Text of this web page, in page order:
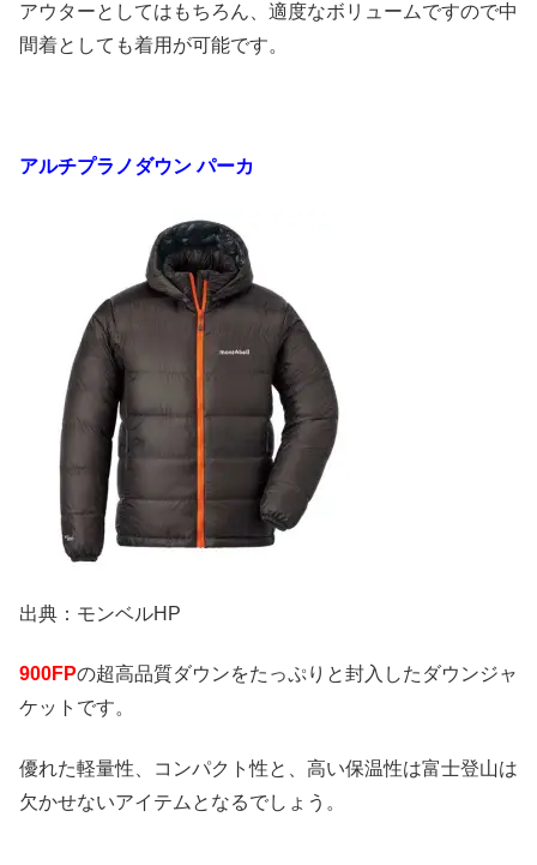
アウターとしてはもちろん、適度なボリュームですので中
間着としても着用が可能です。
アルチプラノダウン パーカ
出典：モンベルHP
900FPの超高品質ダウンをたっぷりと封入したダウンジャ
ケットです。
優れた軽量性、コンパクト性と、高い保温性は富士登山は
欠かせないアイテムとなるでしょう。